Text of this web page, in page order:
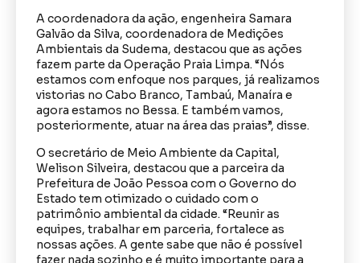
A coordenadora da ação, engenheira Samara
Galvão da Silva, coordenadora de Medições
Ambientais da Sudema, destacou que as ações
fazem parte da Operação Praia Limpa. “Nós
estamos com enfoque nos parques, já realizamos
vistorias no Cabo Branco, Tambaú, Manaíra e
agora estamos no Bessa. E também vamos,
posteriormente, atuar na área das praias”, disse.
O secretário de Meio Ambiente da Capital,
Welison Silveira, destacou que a parceira da
Prefeitura de João Pessoa com o Governo do
Estado tem otimizado o cuidado com o
patrimônio ambiental da cidade. “Reunir as
equipes, trabalhar em parceria, fortalece as
nossas ações. A gente sabe que não é possível
fazer nada sozinho e é muito importante para a